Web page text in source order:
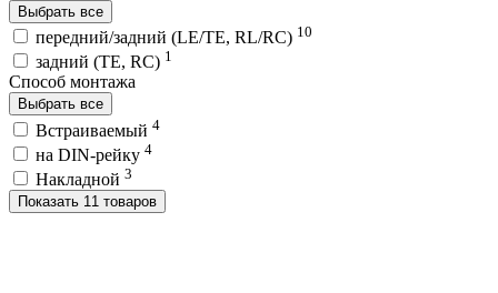
Выбрать все
передний/задний (LE/TE, RL/RC) 10
задний (TE, RC) 1
Способ монтажа
Выбрать все
Встраиваемый 4
на DIN-рейку 4
Накладной 3
Показать 11 товаров